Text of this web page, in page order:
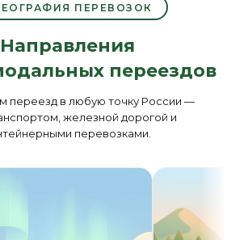
ПЕРЕВОЗОК
Направления
переездов
переезд в любую точку России —
железной дорогой и
перевозками.